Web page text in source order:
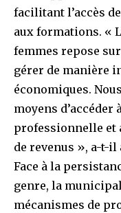
facilitant l’accès
aux formations. «
femmes repose
gérer de manière
économiques.
moyens d’accéder
professionnelle et
de revenus », a-t-
Face à la
genre, la
mécanismes de